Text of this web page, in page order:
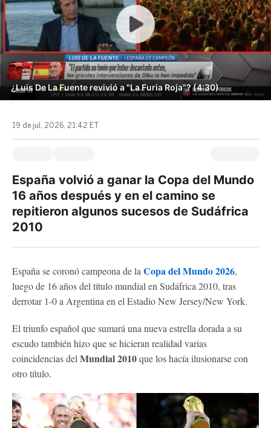
¿Luis De La Fuente revivió a "La Furia Roja"? (4:30)
19 de jul, 2026, 21:42 ET
España volvió a ganar la Copa del Mundo
16 años después y en el camino se
repitieron algunos sucesos de Sudáfrica
2010
España se coronó campeona de la Copa del Mundo 2026,
luego de 16 años del título mundial en Sudáfrica 2010, tras
derrotar 1-0 a Argentina en el Estadio New Jersey/New York.
El triunfo español que sumará una nueva estrella dorada a su
escudo también hizo que se hicieran realidad varias
coincidencias del Mundial 2010que los hacía ilusionarse con
otro título.